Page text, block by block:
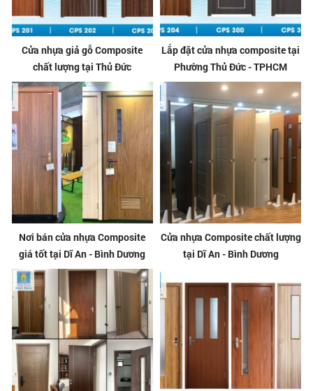
Cửa nhựa giả gỗ Composite
chất lượng tại Thủ Đức
Lắp đặt cửa nhựa composite tại
Phường Thủ Đức - TPHCM
Nơi bán cửa nhựa Composite
giá tốt tại Dĩ An - Bình Dương
Cửa nhựa Composite chất lượng
tại Dĩ An - Bình Dương